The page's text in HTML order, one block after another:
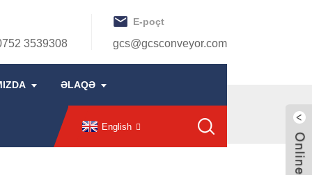
3539308
E-poçt
gcs@gcsconveyor.com
ƏLAQƏ
English